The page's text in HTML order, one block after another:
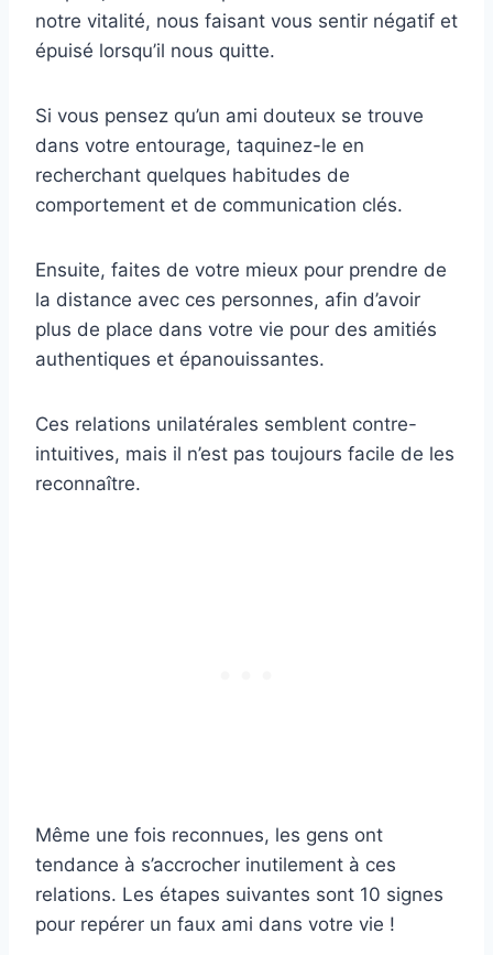
notre vitalité, nous faisant vous sentir négatif et
épuisé lorsqu’il nous quitte.
Si vous pensez qu’un ami douteux se trouve
dans votre entourage, taquinez-le en
recherchant quelques habitudes de
comportement et de communication clés.
Ensuite, faites de votre mieux pour prendre de
la distance avec ces personnes, afin d’avoir
plus de place dans votre vie pour des amitiés
authentiques et épanouissantes.
Ces relations unilatérales semblent contre-
intuitives, mais il n’est pas toujours facile de les
reconnaître.
Même une fois reconnues, les gens ont
tendance à s’accrocher inutilement à ces
relations. Les étapes suivantes sont 10 signes
pour repérer un faux ami dans votre vie !